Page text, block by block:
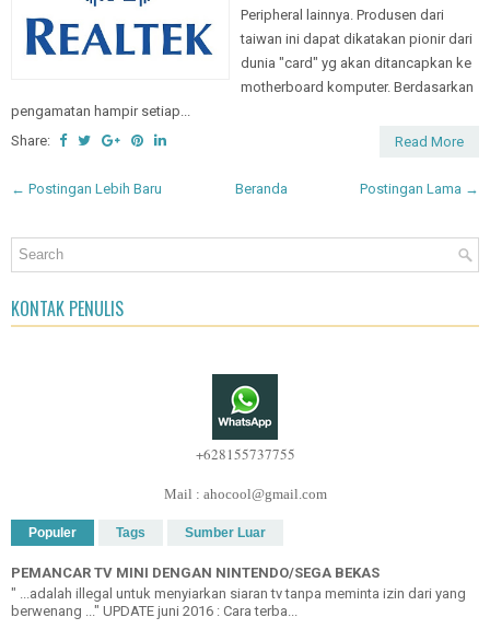
Peripheral lainnya. Produsen dari
taiwan ini dapat dikatakan pionir dari
dunia "card" yg akan ditancapkan ke
motherboard komputer. Berdasarkan
pengamatan hampir setiap...
Share:
Read More
← Postingan Lebih Baru Postingan Lama →
Beranda
KONTAK PENULIS
+628155737755
Mail : ahocool@gmail.com
Populer Tags Sumber Luar
PEMANCAR TV MINI DENGAN NINTENDO/SEGA BEKAS
" ...adalah illegal untuk menyiarkan siaran tv tanpa meminta izin dari yang
berwenang ..." UPDATE juni 2016 : Cara terba...